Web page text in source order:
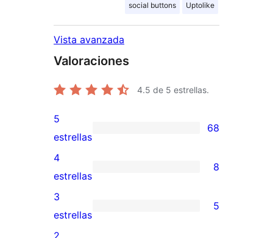
social buttons Uptolike
Vista avanzada
Valoraciones
4.5 de 5 estrellas.
68
valoraciones
de
5
estrellas
5
estrellas
68
8
valoraciones
de
4
4
estrellas
8
5
valoraciones
3
estrellas
5